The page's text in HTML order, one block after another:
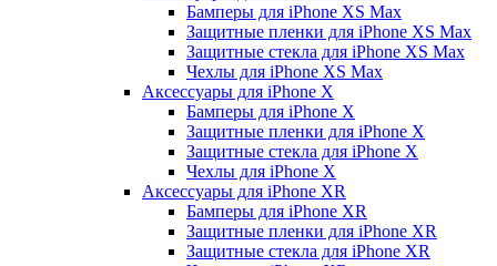
Бамперы для iPhone XS Max
Защитные пленки для iPhone XS Max
Защитные стекла для iPhone XS Max
Чехлы для iPhone XS Max
Аксессуары для iPhone X
Бамперы для iPhone X
Защитные пленки для iPhone X
Защитные стекла для iPhone X
Чехлы для iPhone X
Аксессуары для iPhone XR
Бамперы для iPhone XR
Защитные пленки для iPhone XR
Защитные стекла для iPhone XR